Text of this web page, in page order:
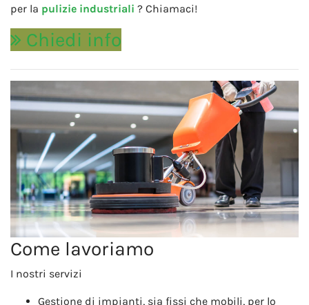
per la pulizie industriali ? Chiamaci!
Chiedi info
Come lavoriamo
I nostri servizi
Gestione di impianti, sia fissi che mobili, per lo